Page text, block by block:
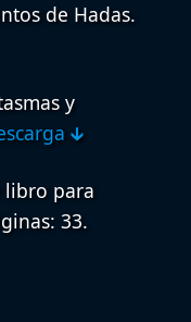
de Hadas.
y
🡳
libro para
33.